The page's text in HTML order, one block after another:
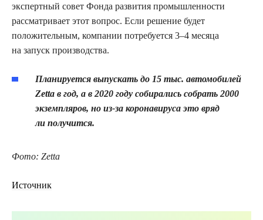
экспертный совет Фонда развития промышленности
рассматривает этот вопрос. Если решение будет
положительным, компании потребуется 3–4 месяца
на запуск производства.
Планируется выпускать до 15 тыс. автомобилей
Zetta в год, а в 2020 году собирались собрать 2000
экземпляров, но из-за коронавируса это вряд
ли получится.
Фото: Zetta
Источник